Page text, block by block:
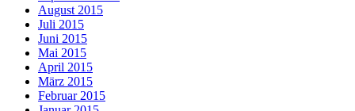
August 2015
Juli 2015
Juni 2015
Mai 2015
April 2015
März 2015
Februar 2015